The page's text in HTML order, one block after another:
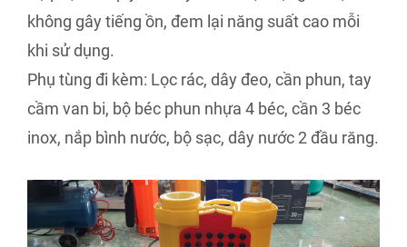
không gây tiếng ồn, đem lại năng suất cao mỗi
khi sử dụng.
Phụ tùng đi kèm: Lọc rác, dây đeo, cần phun, tay
cầm van bi, bộ béc phun nhựa 4 béc, cần 3 béc
inox, nắp bình nước, bộ sạc, dây nước 2 đầu răng.